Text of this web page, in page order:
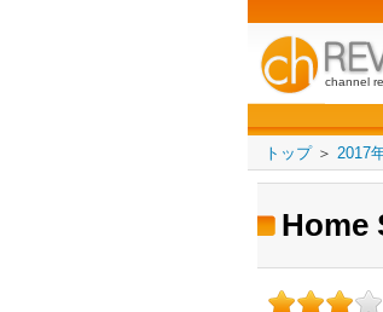
channel
トップ＞ 2017
Home